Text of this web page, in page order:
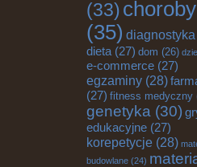
(33)choroby
(35) diagnostyka
dieta (27) dom (26)
e-commerce (27)
egzaminy (28)
(27) fitness medyczny
genetyka (30)
edukacyjne (27)
korepetycje (28)
budowlane (24)